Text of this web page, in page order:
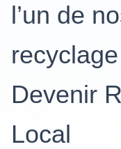
l’un de
Devenir
Local